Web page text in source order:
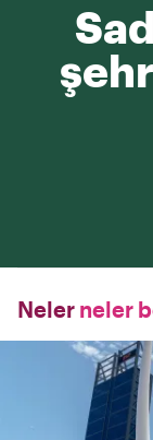
Neler neler